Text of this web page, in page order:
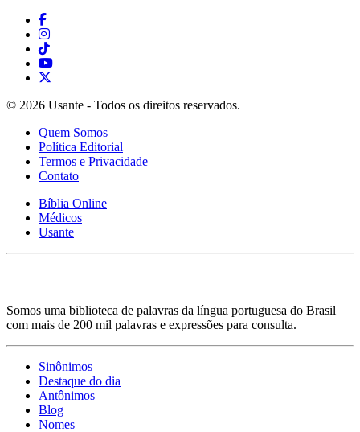
© 2026 Usante - Todos os direitos reservados.
Quem Somos
Política Editorial
Termos e Privacidade
Contato
Bíblia Online
Médicos
Usante
Somos uma biblioteca de palavras da língua portuguesa do Brasil
com mais de 200 mil palavras e expressões para consulta.
Sinônimos
Destaque do dia
Antônimos
Blog
Nomes